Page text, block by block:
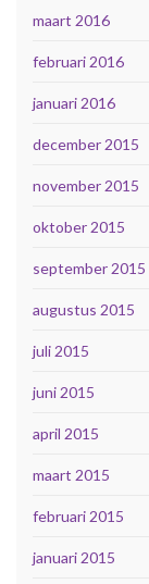
maart 2016
februari 2016
januari 2016
december 2015
november 2015
oktober 2015
september 2015
augustus 2015
juli 2015
juni 2015
april 2015
maart 2015
februari 2015
januari 2015